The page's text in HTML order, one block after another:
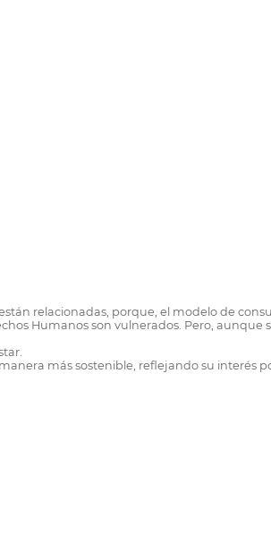
relacionadas, porque, el modelo de
Humanos son vulnerados. Pero, aunque
más sostenible, reflejando su interés